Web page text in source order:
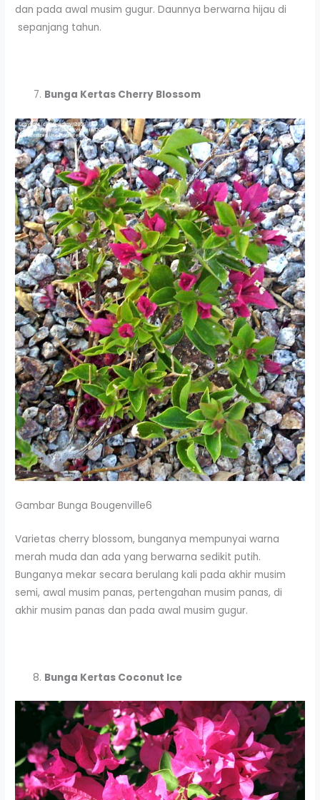
dan pada awal musim gugur. Daunnya berwarna hijau di
sepanjang tahun.
Bunga Kertas Cherry Blossom
Gambar Bunga Bougenville6
Varietas cherry blossom, bunganya mempunyai warna
merah muda dan ada yang berwarna sedikit putih.
Bunganya mekar secara berulang kali pada akhir musim
semi, awal musim panas, pertengahan musim panas, di
akhir musim panas dan pada awal musim gugur.
Bunga Kertas Coconut Ice